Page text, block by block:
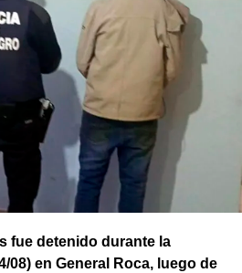
fue detenido durante la
08) en General Roca, luego de